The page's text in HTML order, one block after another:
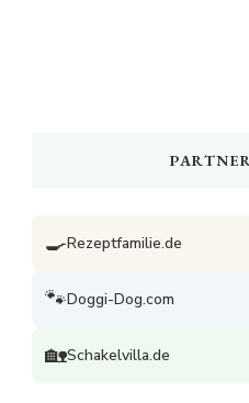
🍳Rezeptfamilie.de
🐾Doggi-Dog.com
🏡Schakelvilla.de